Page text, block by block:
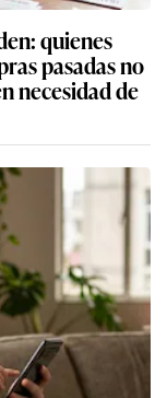
quienes
pasadas no
necesidad de